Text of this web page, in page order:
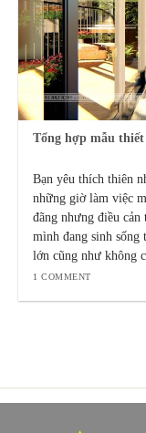
Tổng hợp mẫu
Bạn yêu thích thiên
những giờ làm việc
đãng nhưng điều
mình đang sinh
lớn cũng như
1 COMMENT